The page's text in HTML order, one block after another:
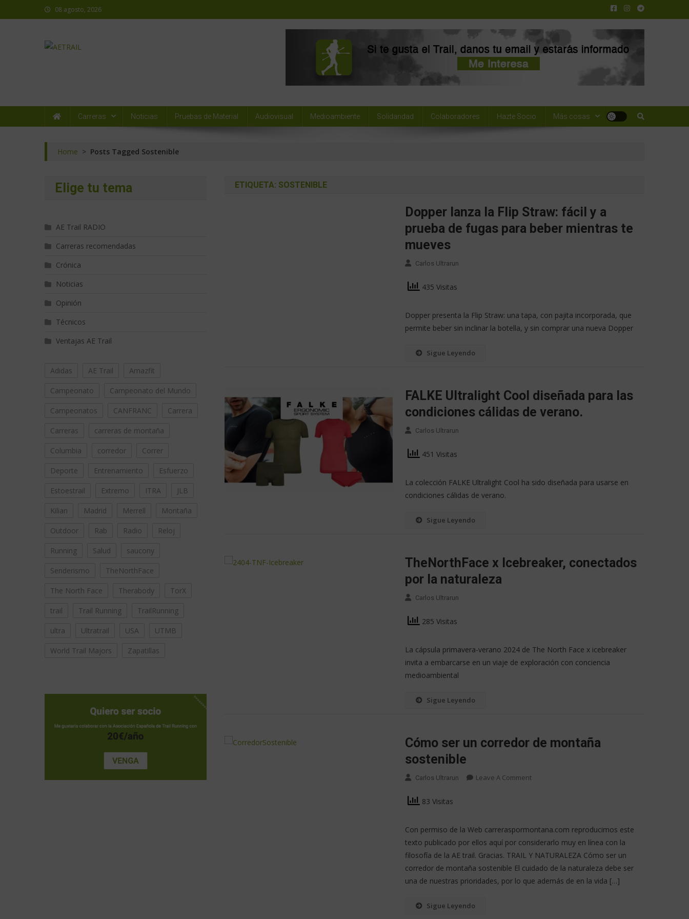
08 agosto, 2026
Carreras Noticias Pruebas de Material Audiovisual Medioambiente Solidaridad Colaboradores Hazte Socio Más cosas
Home > Posts Tagged Sostenible
ETIQUETA: SOSTENIBLE
Dopper lanza la Flip Straw: fácil y a
prueba de fugas para beber mientras te
mueves
Carlos Ultrarun
435 Visitas
Dopper presenta la Flip Straw: una tapa, con pajita incorporada, que
permite beber sin inclinar la botella, y sin comprar una nueva Dopper
Sigue Leyendo
FALKE Ultralight Cool diseñada para las
condiciones cálidas de verano.
Carlos Ultrarun
451 Visitas
La colección FALKE Ultralight Cool ha sido diseñada para usarse en
condiciones cálidas de verano.
Sigue Leyendo
TheNorthFace x Icebreaker, conectados
por la naturaleza
Carlos Ultrarun
285 Visitas
La cápsula primavera-verano 2024 de The North Face x icebreaker
invita a embarcarse en un viaje de exploración con conciencia
medioambiental
Sigue Leyendo
Cómo ser un corredor de montaña
sostenible
Carlos Ultrarun Leave A Comment
83 Visitas
Con permiso de la Web carreraspormontana.com reproducimos este
texto publicado por ellos aquí por considerarlo muy en línea con la
filosofía de la AE trail. Gracias. TRAIL Y NATURALEZA Cómo ser un
corredor de montaña sostenible El cuidado de la naturaleza debe ser
una de nuestras prioridades, por lo que además de en la vida […]
Sigue Leyendo
Elige tu tema
AE Trail RADIO
Carreras recomendadas
Crónica
Noticias
Opinión
Técnicos
Ventajas AE Trail
Adidas AE Trail Amazfit
Campeonato Campeonato del Mundo
Campeonatos CANFRANC Carrera
Carreras carreras de montaña
Columbia corredor Correr
Deporte Entrenamiento Esfuerzo
Estoestrail Extremo ITRA JLB
Kilian Madrid Merrell Montaña
Outdoor Rab Radio Reloj
Running Salud saucony
Senderismo TheNorthFace
The North Face Therabody TorX
trail Trail Running TrailRunning
ultra Ultratrail USA UTMB
World Trail Majors Zapatillas